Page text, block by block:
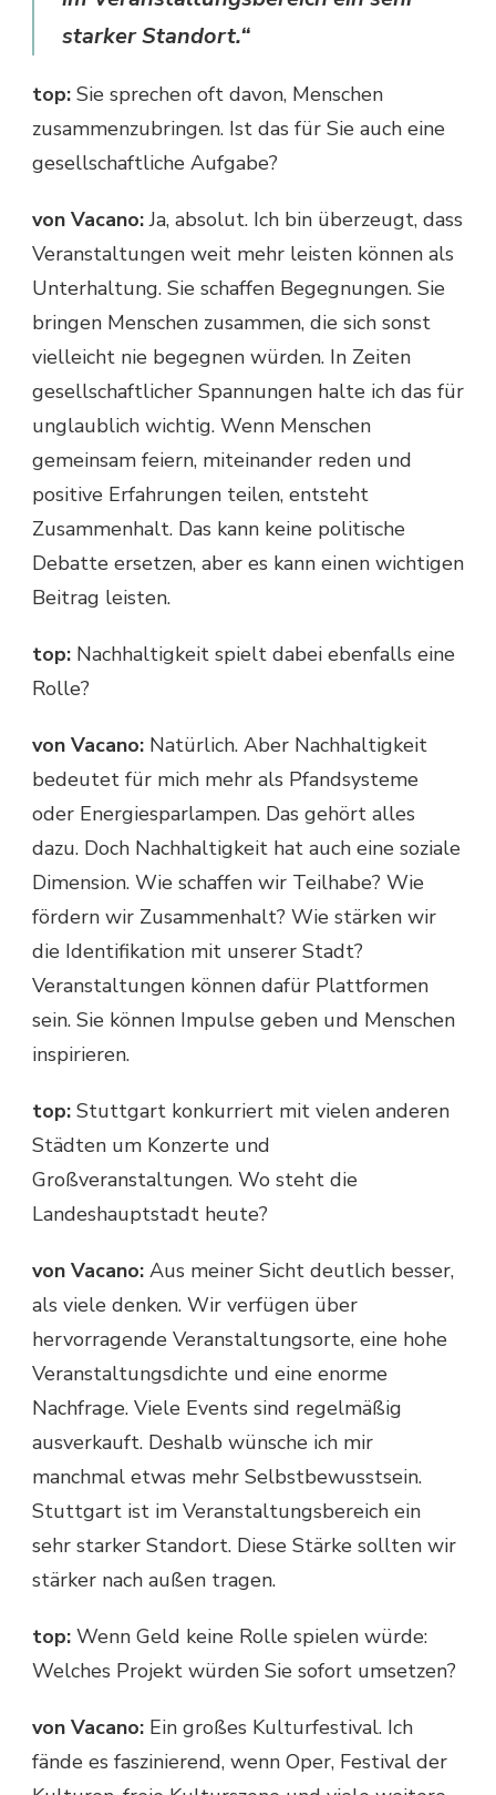
starker Standort.“
top: Sie sprechen oft davon, Menschen
zusammenzubringen. Ist das für Sie auch eine
gesellschaftliche Aufgabe?
von Vacano:Ja, absolut. Ich bin überzeugt, dass
Veranstaltungen weit mehr leisten können als
Unterhaltung. Sie schaffen Begegnungen. Sie
bringen Menschen zusammen, die sich sonst
vielleicht nie begegnen würden. In Zeiten
gesellschaftlicher Spannungen halte ich das für
unglaublich wichtig. Wenn Menschen
gemeinsam feiern, miteinander reden und
positive Erfahrungen teilen, entsteht
Zusammenhalt. Das kann keine politische
Debatte ersetzen, aber es kann einen wichtigen
Beitrag leisten.
top: Nachhaltigkeit spielt dabei ebenfalls eine
Rolle?
von Vacano: Natürlich. Aber Nachhaltigkeit
bedeutet für mich mehr als Pfandsysteme
oder Energiesparlampen. Das gehört alles
dazu. Doch Nachhaltigkeit hat auch eine soziale
Dimension. Wie schaffen wir Teilhabe? Wie
fördern wir Zusammenhalt? Wie stärken wir
die Identifikation mit unserer Stadt?
Veranstaltungen können dafür Plattformen
sein. Sie können Impulse geben und Menschen
inspirieren.
top: Stuttgart konkurriert mit vielen anderen
Städten um Konzerte und
Großveranstaltungen. Wo steht die
Landeshauptstadt heute?
von Vacano: Aus meiner Sicht deutlich besser,
als viele denken. Wir verfügen über
hervorragende Veranstaltungsorte, eine hohe
Veranstaltungsdichte und eine enorme
Nachfrage. Viele Events sind regelmäßig
ausverkauft. Deshalb wünsche ich mir
manchmal etwas mehr Selbstbewusstsein.
Stuttgart ist im Veranstaltungsbereich ein
sehr starker Standort. Diese Stärke sollten wir
stärker nach außen tragen.
top: Wenn Geld keine Rolle spielen würde:
Welches Projekt würden Sie sofort umsetzen?
von Vacano: Ein großes Kulturfestival. Ich
fände es faszinierend, wenn Oper, Festival der